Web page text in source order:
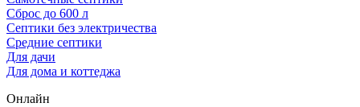
Сброс до 600 л
Септики без электричества
Средние септики
Для дачи
Для дома и коттеджа
Онлайн